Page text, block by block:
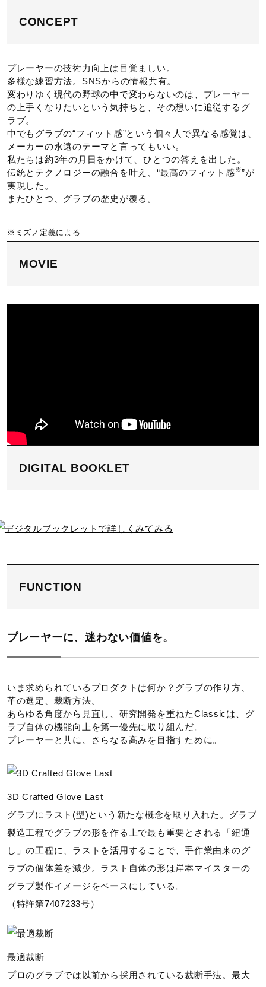
発売シーズン
2024年春夏
CONCEPT
プレーヤーの技術力向上は目覚ましい。
多様な練習方法。SNSからの情報共有。
変わりゆく現代の野球の中で変わらないのは、プレーヤー
の上手くなりたいという気持ちと、その想いに追従するグ
ラブ。
中でもグラブの“フィット感”という個々人で異なる感覚は、
メーカーの永遠のテーマと言ってもいい。
私たちは約3年の月日をかけて、ひとつの答えを出した。
伝統とテクノロジーの融合を叶え、“最高のフィット感※”が
実現した。
またひとつ、グラブの歴史が覆る。
※ミズノ定義による
MOVIE
DIGITAL BOOKLET
FUNCTION
プレーヤーに、迷わない価値を。
いま求められているプロダクトは何か？グラブの作り方、
革の選定、裁断方法。
あらゆる角度から見直し、研究開発を重ねたClassicは、グ
ラブ自体の機能向上を第一優先に取り組んだ。
プレーヤーと共に、さらなる高みを目指すために。
3D Crafted Glove Last
グラブにラスト(型)という新たな概念を取り入れた。グラブ
製造工程でグラブの形を作る上で最も重要とされる「紐通
し」の工程に、ラストを活用することで、手作業由来のグ
ラブの個体差を減少。ラスト自体の形は岸本マイスターの
グラブ製作イメージをベースにしている。
（特許第7407233号）
最適裁断
プロのグラブでは以前から採用されている裁断手法。最大